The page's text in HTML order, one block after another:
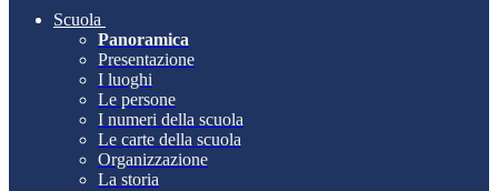
Scuola
Panoramica
Presentazione
I luoghi
Le persone
I numeri della scuola
Le carte della scuola
Organizzazione
La storia